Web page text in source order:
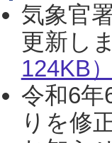
気象官
更新し
124KB）
令和6年
りを修